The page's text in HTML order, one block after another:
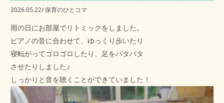
2026.05.22/保育のひとコマ
雨の日にお部屋でリトミックをしました。
ピアノの音に合わせて、ゆっくり歩いたり
寝転がってゴロゴロしたり、足をバタバタ
させたりしました♪
しっかりと音を聴くことができていました！